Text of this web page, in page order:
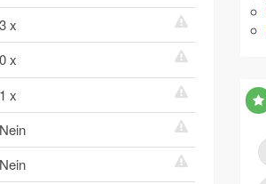
3 x
0 x
1 x
Nein
Nein